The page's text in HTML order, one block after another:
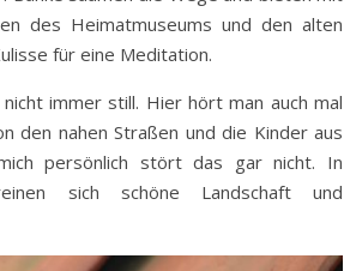
des Heimatmuseums und den alten
für eine Meditation.
immer still. Hier hört man auch mal
den nahen Straßen und die Kinder aus
persönlich stört das gar nicht. In
sich schöne Landschaft und